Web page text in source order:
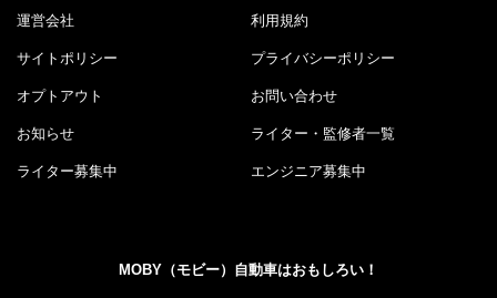
運営会社 利用規約
サイトポリシー プライバシーポリシー
オプトアウト お問い合わせ
お知らせ ライター・監修者一覧
ライター募集中 エンジニア募集中
MOBY（モビー）自動車はおもしろい！